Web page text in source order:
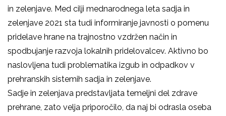
in zelenjave. Med cilji mednarodnega leta sadja in
zelenjave 2021 sta tudi informiranje javnosti o pomenu
pridelave hrane na trajnostno vzdržen način in
spodbujanje razvoja lokalnih pridelovalcev. Aktivno bo
naslovljena tudi problematika izgub in odpadkov v
prehranskih sistemih sadja in zelenjave.
Sadje in zelenjava predstavljata temeljni del zdrave
prehrane, zato velja priporočilo, da naj bi odrasla oseba